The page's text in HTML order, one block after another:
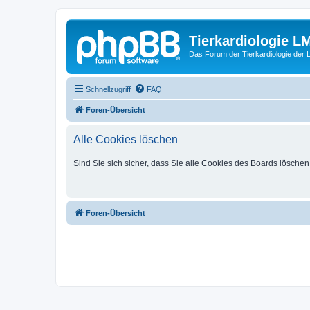
Tierkardiologie
Das Forum der Tierkardiologie der
Schnellzugriff FAQ
Foren-Übersicht
Alle Cookies löschen
Sind Sie sich sicher, dass Sie alle Cookies des Boards
Foren-Übersicht